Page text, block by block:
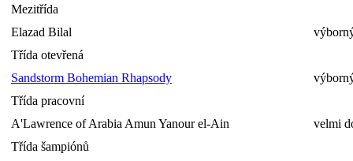
Mezitřída
Elazad Bilal
Třída otevřená
Sandstorm Bohemian Rhapsody
Třída pracovní
A'Lawrence of Arabia Amun Yanour el-Ain
velmi
Třída šampiónů